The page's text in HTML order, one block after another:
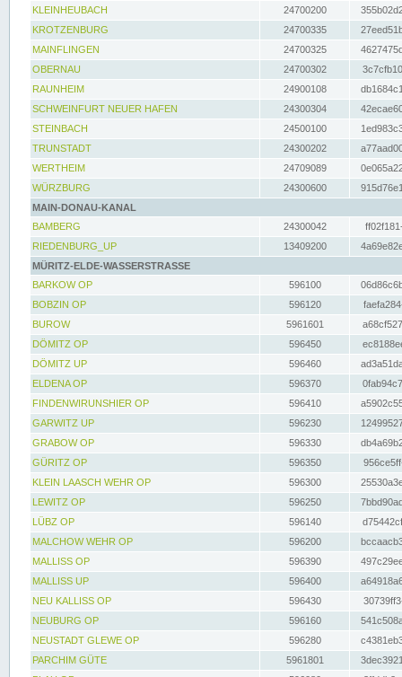
KLEINHEUBACH 24700200
KROTZENBURG
24700335
MAINFLINGEN
24700325
OBERNAU
24700302
RAUNHEIM
24900108
SCHWEINFURT NEUER HAFEN
24300304
STEINBACH
24500100
TRUNSTADT
24300202
WERTHEIM
24709089
WÜRZBURG
24300600
MAIN-DONAU-KANAL
BAMBERG
24300042
RIEDENBURG_UP
13409200
MÜRITZ-ELDE-WASSERSTRASSE
BARKOW OP
596100
BOBZIN OP
596120
BUROW
5961601
DÖMITZ OP
596450
DÖMITZ UP
596460
ELDENA OP
596370
FINDENWIRUNSHIER OP
596410
GARWITZ UP
596230
GRABOW OP
596330
GÜRITZ OP
596350
KLEIN LAASCH WEHR OP
596300
LEWITZ OP
596250
LÜBZ OP
596140
MALCHOW WEHR OP
596200
MALLISS OP
596390
MALLISS UP
596400
NEU KALLISS OP
596430
NEUBURG OP
596160
NEUSTADT GLEWE OP
596280
PARCHIM GÜTE
5961801